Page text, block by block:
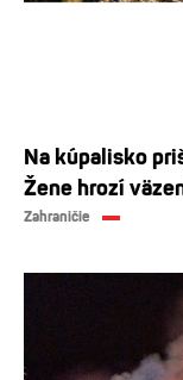
Na kúpalisko
Žene hrozí
Zahraničie